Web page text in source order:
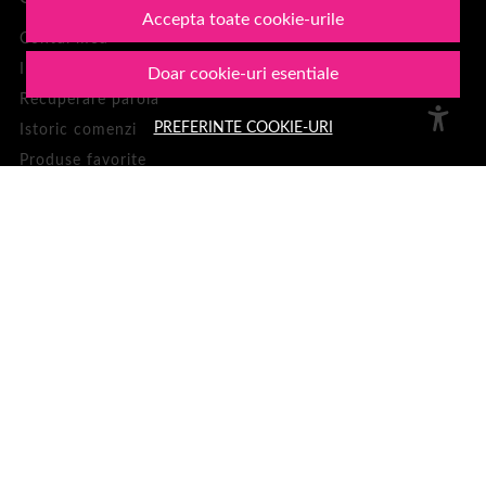
Accepta toate cookie-urile
Doar cookie-uri esentiale
PREFERINTE COOKIE-URI
Contul meu
Recuperare parola
Istoric comenzi
Produse favorite